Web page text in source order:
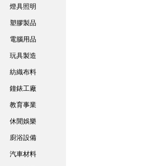
燈具照明
塑膠製品
電腦用品
玩具製造
紡織布料
鐘錶工廠
教育事業
休閒娛樂
廚浴設備
汽車材料